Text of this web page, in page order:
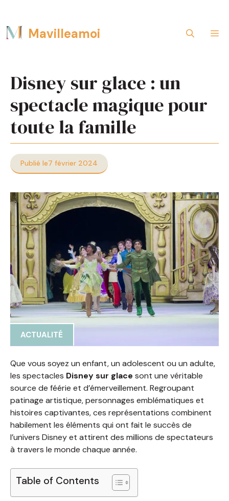
au
Mavilleamoi
Disney sur glace : un
spectacle magique pour
toute la famille
Publié le7 février 2024
ACTUALITÉ
Que vous soyez un enfant, un adolescent ou un adulte,
les spectacles Disney sur glace sont une véritable
source de féérie et d’émerveillement. Regroupant
patinage artistique, personnages emblématiques et
histoires captivantes, ces représentations combinent
habilement les éléments qui ont fait le succès de
l’univers Disney et attirent des millions de spectateurs
à travers le monde chaque année.
Table of Contents